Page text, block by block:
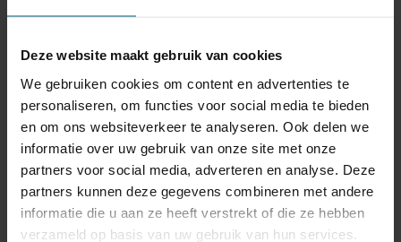
Deze website maakt gebruik van cookies
We gebruiken cookies om content en advertenties te
personaliseren, om functies voor social media te bieden
en om ons websiteverkeer te analyseren. Ook delen we
informatie over uw gebruik van onze site met onze
partners voor social media, adverteren en analyse. Deze
partners kunnen deze gegevens combineren met andere
informatie die u aan ze heeft verstrekt of die ze hebben
verzameld op basis van uw gebruik van hun services.
Maximaal trekgewicht
Europees keurmerk
Bumperuitsnede
Ja
Uitsnede zichtbaar
Nee
Montagetijd
2 uur
Ook voor fietsendrager
Ja
Niet voor
Crosspolo, GTI